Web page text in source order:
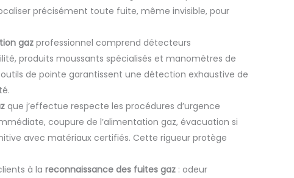
précisément toute fuite, même invisible, pour
gaz professionnel comprend détecteurs
produits moussants spécialisés et manomètres de
de pointe garantissent une détection exhaustive de
que j’effectue respecte les procédures d’urgence
coupure de l’alimentation gaz, évacuation si
avec matériaux certifiés. Cette rigueur protège
à la reconnaissance des fuites gaz : odeur